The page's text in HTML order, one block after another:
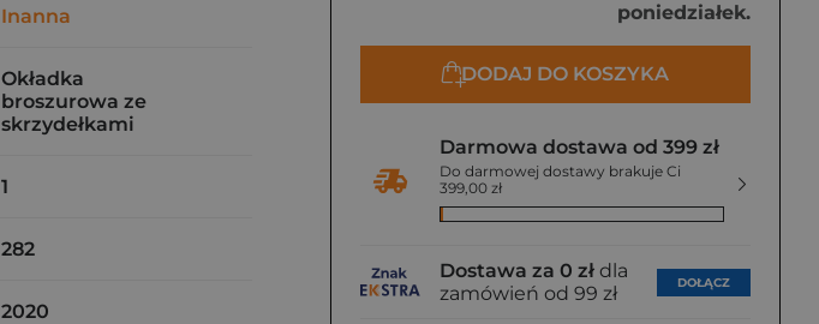
poniedziałek.
DODAJ DO KOSZYKA
Darmowa dostawa od 399 zł
Do darmowej dostawy brakuje Ci
399,00 zł
Dostawa za 0 zł dla
zamówień od 99 zł
DOŁĄCZ
Inanna
Okładka
broszurowa ze
skrzydełkami
1
282
2020